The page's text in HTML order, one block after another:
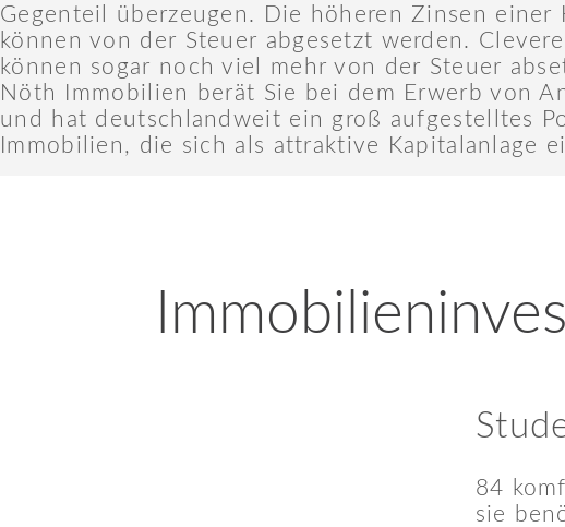
Gegenteil überzeugen. Die höheren Zinsen einer
können von der Steuer abgesetzt werden.
können sogar noch viel mehr von der Steuer
Nöth Immobilien berät Sie bei dem Erwerb von
und hat deutschlandweit ein groß aufgestelltes
Immobilien, die sich als attraktive Kapitalanlage
84
sie